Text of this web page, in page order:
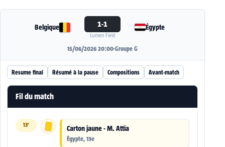
Belgique 1-1
Lumen Field
Égypte
15/06/2026 20:00·Groupe G
Resume final Résumé à la pause Compositions Avant-match
Fil du match
13' Carton jaune - M. Attia
Égypte, 13e